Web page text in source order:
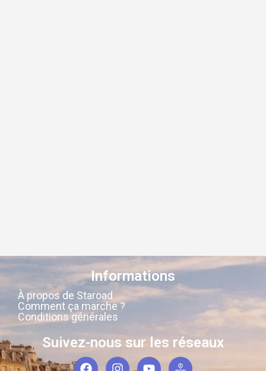
Informations
À propos de Staroad
Comment ça marche ?
Conditions générales
Suivez-nous sur les réseaux